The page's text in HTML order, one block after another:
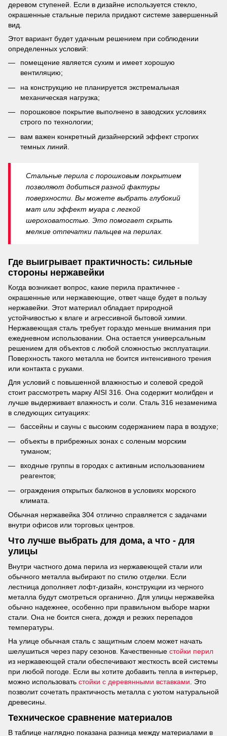
деревом ступеней. Если в дизайне используется стекло,
окрашенные стальные перила придают системе завершенный
вид.
Этот вариант будет удачным решением при соблюдении
определенных условий:
помещение является сухим и имеет хорошую
вентиляцию;
на конструкцию не планируется экстремальная
механическая нагрузка;
порошковое покрытие выполнено в заводских условиях
строго по технологии;
вам важен конкретный дизайнерский эффект строгих
темных линий.
Стальные перила с порошковым покрытием
позволяют добиться разной фактуры
поверхности. Вы можете выбрать глубокий
мат или эффект муара с легкой
шероховатостью. Это помогает скрыть
мелкие отпечатки пальцев на перилах.
Где выигрывает практичность: сильные
стороны нержавейки
Когда возникает вопрос, какие перила практичнее -
окрашенные или нержавеющие, ответ чаще будет в пользу
нержавейки. Этот материал обладает природной
устойчивостью к влаге и агрессивной бытовой химии.
Нержавеющая сталь требует гораздо меньше внимания при
ежедневном использовании. Она остается универсальным
решением для объектов с любой сложностью эксплуатации.
Поверхность такого металла не боится интенсивного трения
или контакта с руками.
Для условий с повышенной влажностью и солевой средой
стоит рассмотреть марку AISI 316. Она содержит молибден и
лучше выдерживает влажность и соли. Сталь 316 незаменима
в следующих ситуациях:
бассейны и сауны с высоким содержанием пара в воздухе;
объекты в прибрежных зонах с соленым морским
туманом;
входные группы в городах с активным использованием
реагентов;
ограждения открытых балконов в условиях морского
климата.
Обычная нержавейка 304 отлично справляется с задачами
внутри офисов или торговых центров.
Что лучше выбрать для дома, а что - для
улицы
Внутри частного дома перила из нержавеющей стали или
обычного металла выбирают по стилю отделки. Если
лестница дополняет лофт-дизайн, конструкции из черного
металла будут смотреться органично. Для улицы нержавейка
обычно надежнее, особенно при правильном выборе марки
стали. Она не боится снега, дождя и резких перепадов
температуры.
На улице обычная сталь с защитным слоем может начать
шелушиться через пару сезонов. Качественные стойки перил
из нержавеющей стали обеспечивают жесткость всей системы
при любой погоде. Если вы хотите добавить тепла в интерьер,
можно использовать стойки с деревянными вставками . Это
позволит сочетать практичность металла с уютом натуральной
древесины.
Техническое сравнение материалов
В таблице наглядно показана разница между материалами в